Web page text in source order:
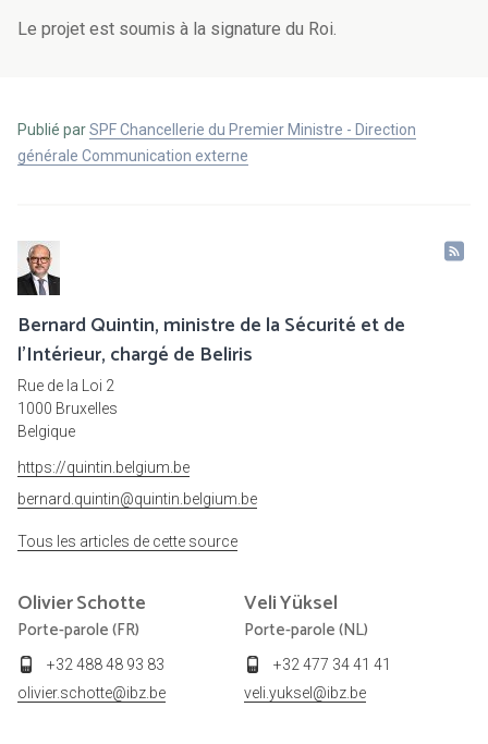
Le projet est soumis à la signature du Roi.
Publié parSPF Chancellerie du Premier Ministre - Direction
générale Communication externe
Bernard Quintin, ministre de la Sécurité et de
l’Intérieur, chargé de Beliris
Rue de la Loi 2
1000 Bruxelles
Belgique
https://quintin.belgium.be
bernard.quintin@quintin.belgium.be
Tous les articles de cette source
OlivierSchotte
Porte-parole (FR)
+32 488 48 93 83
olivier.schotte@ibz.be
VeliYüksel
Porte-parole (NL)
+32 477 34 41 41
veli.yuksel@ibz.be